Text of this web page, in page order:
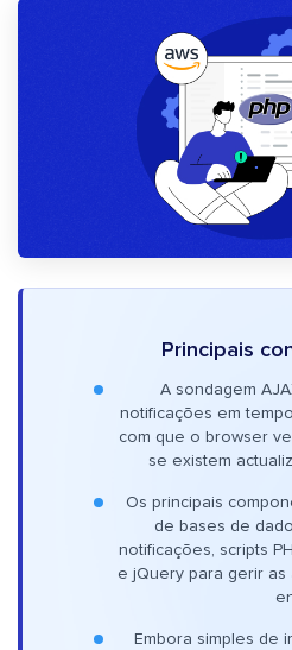
Principais
A sondagem
notificações em
com que o browser
se existem
Os principais
de bases de
notificações, scripts
e jQuery para gerir
Embora simples de